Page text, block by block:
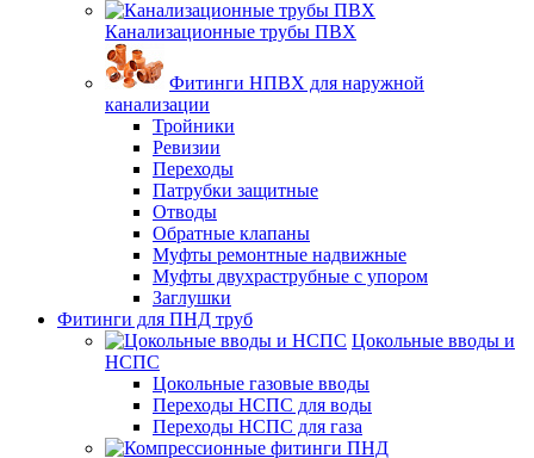
Канализационные трубы ПВХ
Фитинги НПВХ для наружной
канализации
Тройники
Ревизии
Переходы
Патрубки защитные
Отводы
Обратные клапаны
Муфты ремонтные надвижные
Муфты двухраструбные с упором
Заглушки
Фитинги для ПНД труб
Цокольные вводы и
НСПС
Цокольные газовые вводы
Переходы НСПС для воды
Переходы НСПС для газа